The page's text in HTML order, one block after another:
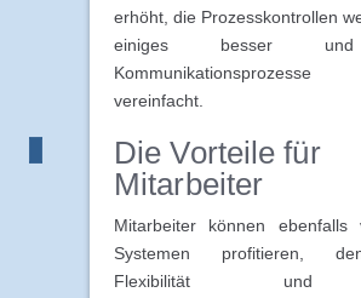
erhöht, die Prozesskontrollen
einiges besser
vereinfacht.
Die Vorteile für
Mitarbeiter
Mitarbeiter können ebenfalls
Systemen profitieren,
Flexibilität